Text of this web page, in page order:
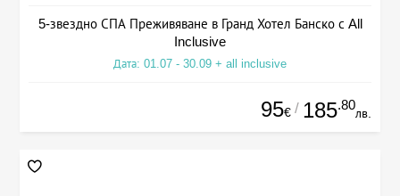
5-звездно СПА Преживяване в Гранд Хотел Банско с All
Inclusive
Дата: 01.07 - 30.09 + all inclusive
95€ / 185.80
лв.